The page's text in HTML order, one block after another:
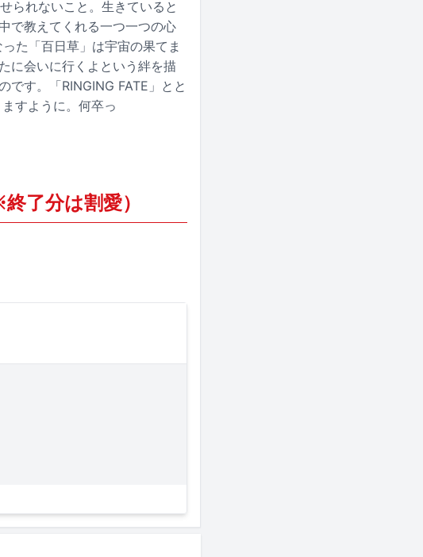
られないこと。生きていると
で教えてくれる一つ一つの心
た「百日草」は宇宙の果てま
に会いに行くよという絆を描
です。「RINGING FATE」とと
すように。何卒っ
了分は割愛）